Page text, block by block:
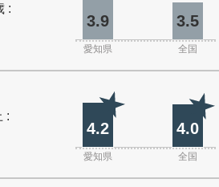
:
3.9 3.5
愛知県 全国
:
4.2 4.0
愛知県 全国